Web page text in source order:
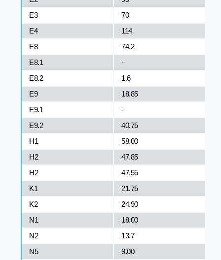
E3
70
Е4
114
E8
74.2
Е8.1
-
E8.2
1.6
Е9
18.85
E9.1
-
E9.2
40.75
H1
58.00
H2
47.85
H2
47.55
K1
21.75
K2
24.90
N1
18.00
N2
13.7
N5
9.00